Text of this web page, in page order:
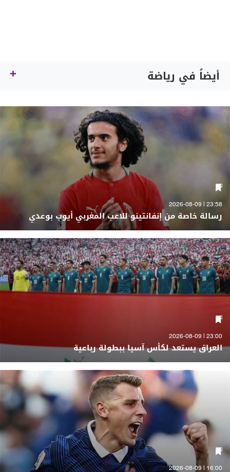
أيضاً في رياضة
23:58 | 2026-08-09
رسالة خاصة من إنفانتينو للاعب المغربي أيوب بوعدي
23:00 | 2026-08-09
العراق يستعد لكأس آسيا ببطولة رباعية
16:00 | 2026-08-09